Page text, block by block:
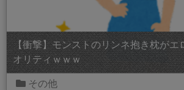
【衝撃】モンストのリンネ抱き枕がエ
オリティｗｗｗ
その他